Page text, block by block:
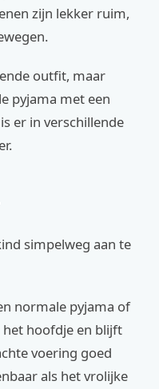
zijn lekker ruim,
outfit, maar
pyjama met een
er in verschillende
simpelweg aan te
normale pyjama of
het hoofdje en blijft
voering goed
als het vrolijke